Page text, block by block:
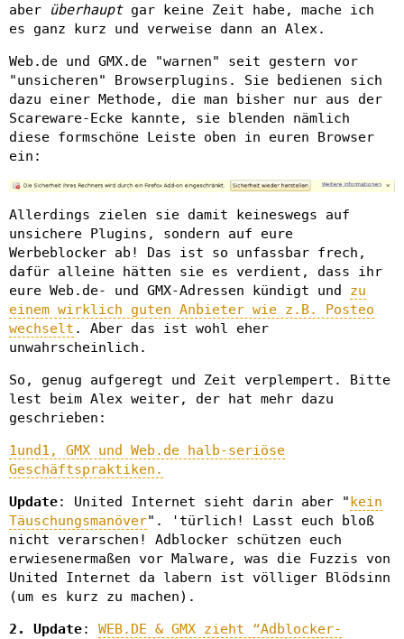
aber
überhauptgar keine Zeit habe, mache ich
es ganz kurz und verweise dann an Alex.
Web.de und GMX.de "warnen" seit gestern vor
"unsicheren" Browserplugins. Sie bedienen sich
dazu einer Methode, die man bisher nur aus der
Scareware-Ecke kannte, sie blenden nämlich
diese formschöne Leiste oben in euren Browser
ein:
Allerdings zielen sie damit keineswegs auf
unsichere Plugins, sondern auf eure
Werbeblocker ab! Das ist so unfassbar frech,
dafür alleine hätten sie es verdient, dass ihr
eure Web.de- und GMX-Adressen kündigt und zu
einem wirklich guten Anbieter wie z.B. Posteo
wechselt . Aber das ist wohl eher
unwahrscheinlich.
So, genug aufgeregt und Zeit verplempert. Bitte
lest beim Alex weiter, der hat mehr dazu
geschrieben:
1und1, GMX und Web.de halb-seriöse
Geschäftspraktiken.
Update: United Internet sieht darin aber " kein
Täuschungsmanöver". 'türlich! Lasst euch bloß
nicht verarschen! Adblocker schützen euch
erwiesenermaßen vor Malware, was die Fuzzis von
United Internet da labern ist völliger Blödsinn
(um es kurz zu machen).
2. Update: WEB.DE & GMX zieht “Adblocker-